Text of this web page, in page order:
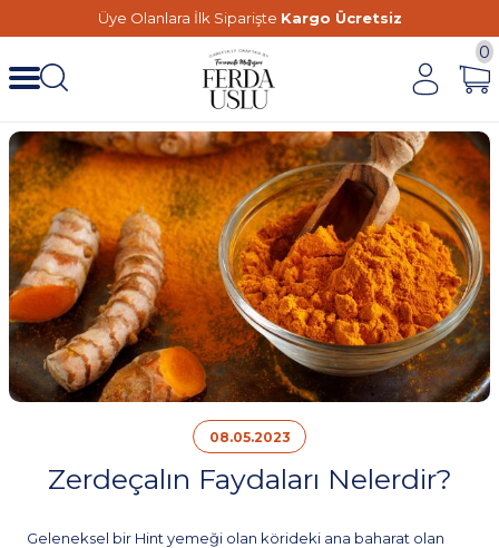
Üye Olanlara İlk Siparişte Kargo Ücretsiz
0
08.05.2023
Zerdeçalın Faydaları Nelerdir?
Geleneksel bir Hint yemeği olan körideki ana baharat olan